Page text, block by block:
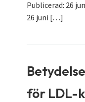
Publicerad: 26
26 juni […]
för LDL-